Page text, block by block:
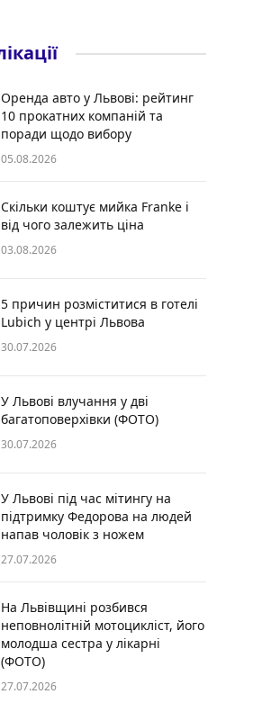
Оренда авто у Львові: рейтинг
10 прокатних компаній та
поради щодо вибору
05.08.2026
Скільки коштує мийка Franke і
від чого залежить ціна
03.08.2026
5 причин розміститися в готелі
Lubich у центрі Львова
30.07.2026
У Львові влучання у дві
багатоповерхівки (ФОТО)
30.07.2026
У Львові під час мітингу на
підтримку Федорова на людей
напав чоловік з ножем
27.07.2026
На Львівщині розбився
неповнолітній мотоцикліст, його
молодша сестра у лікарні
(ФОТО)
27.07.2026